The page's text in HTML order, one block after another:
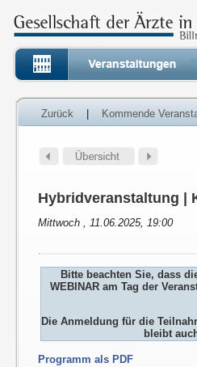
Zurück Kommende
Hybridveranstaltung |
Mittwoch , 11.06.2025, 19:00
Bitte beachten Sie, dass
WEBINAR am Tag der
Die Anmeldung für die
bleibt
Programm als PDF